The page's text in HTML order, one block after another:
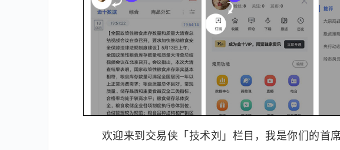
欢迎来到交易侠「技术刘」栏目，我是你们的首